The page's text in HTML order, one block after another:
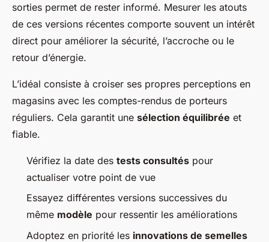
sorties permet de rester informé. Mesurer les atouts
de ces versions récentes comporte souvent un intérêt
direct pour améliorer la sécurité, l’accroche ou le
retour d’énergie.
L’idéal consiste à croiser ses propres perceptions en
magasins avec les comptes-rendus de porteurs
réguliers. Cela garantit une sélection équilibrée et
fiable.
Vérifiez la date des tests consultés pour
actualiser votre point de vue
Essayez différentes versions successives du
même modèle pour ressentir les améliorations
Adoptez en priorité les innovations de semelles